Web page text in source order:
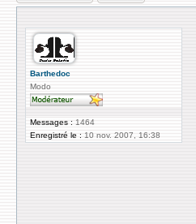
Barthedoc
Modo
Messages : 1464
Enregistré le : 10 nov. 2007, 16:38